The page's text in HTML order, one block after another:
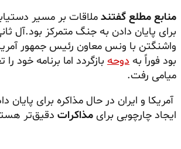
منابع مطلع گفتند ملاقات بر مسیر
برای پایان دادن به جنگ متمرکز بود.آل
واشنگتن با ونس معاون رئیس جمهور
بود فوراً به دوحه بازگردد اما برنامه خود
میامی رفت.
آمریکا و ایران در حال مذاکره برای
ایجاد چارچوبی برای مذاکرات دقیق‌تر